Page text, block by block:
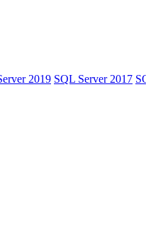
2019 SQL Server 2017